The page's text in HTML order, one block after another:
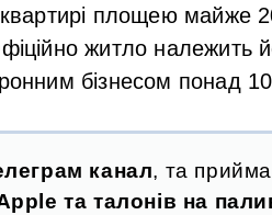
площею майже
житло належить
бізнесом понад 10
канал, та
та талонів на